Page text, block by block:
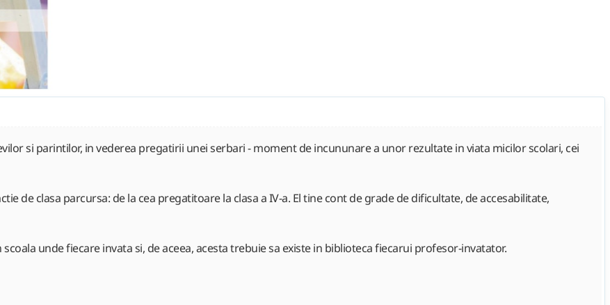
si parintilor, in vederea pregatirii unei serbari - moment de incununare a unor rezultate in viata micilor scolari, cei
de clasa parcursa: de la cea pregatitoare la clasa a IV-a. El tine cont de grade de dificultate, de accesabilitate,
unde fiecare invata si, de aceea, acesta trebuie sa existe in biblioteca fiecarui profesor-invatator.